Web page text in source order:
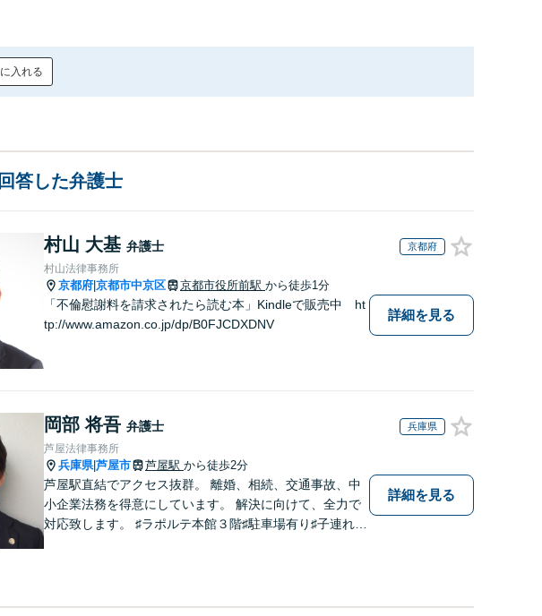
入れる
答した弁護士
村山 大基 弁護士 京都府
村山法律事務所
京都府 京都市中京区 京都市役所前駅 から徒歩1分
「不倫慰謝料を請求されたら読む本」Kindleで販売中 ht
tp://www.amazon.co.jp/dp/B0FJCDXDNV
詳細を見る
岡部 将吾 弁護士 兵庫県
芦屋法律事務所
兵庫県|芦屋市 芦屋駅 から徒歩2分
芦屋駅直結でアクセス抜群。 離婚、相続、交通事故、中
小企業法務を得意にしています。 解決に向けて、全力で
対応致します。 ♯ラポルテ本館３階♯駐車場有り♯子連れ相
詳細を見る